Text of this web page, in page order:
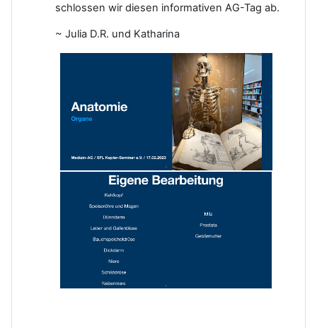
schlossen wir diesen informativen AG-Tag ab.
~ Julia D.R. und Katharina